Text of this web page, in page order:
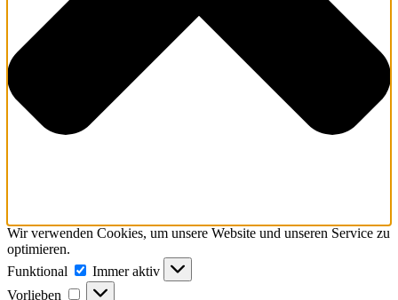
Wir verwenden Cookies, um unsere Website und unseren Service zu
optimieren.
Funktional
Funktional
Immer aktiv
Vorlieben
Vorlieben